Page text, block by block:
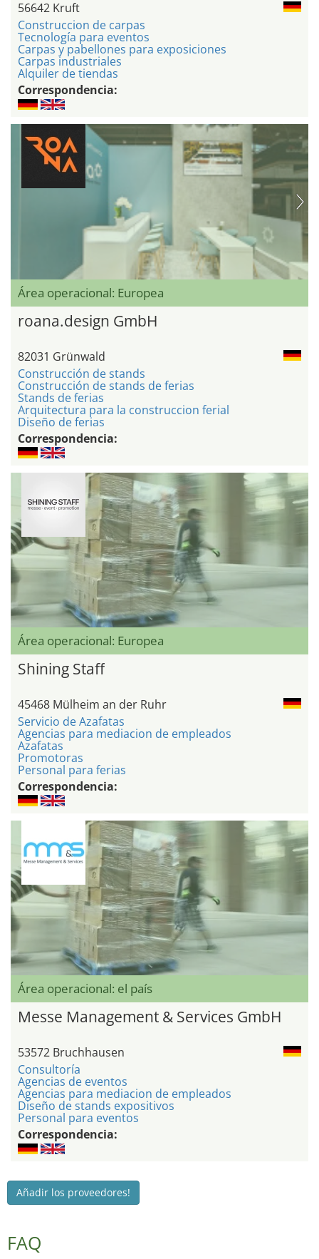
56642 Kruft
Construccion de carpas
Tecnología para eventos
Carpas y pabellones para exposiciones
Carpas industriales
Alquiler de tiendas
Correspondencia:
Área operacional: Europea
roana.design GmbH
82031 Grünwald
Construcción de stands
Construcción de stands de ferias
Stands de ferias
Arquitectura para la construccion ferial
Diseño de ferias
Correspondencia:
Área operacional: Europea
Shining Staff
45468 Mülheim an der Ruhr
Servicio de Azafatas
Agencias para mediacion de empleados
Azafatas
Promotoras
Personal para ferias
Correspondencia:
Área operacional: el país
Messe Management & Services GmbH
53572 Bruchhausen
Consultoría
Agencias de eventos
Agencias para mediacion de empleados
Diseño de stands expositivos
Personal para eventos
Correspondencia:
Añadir los proveedores!
FAQ